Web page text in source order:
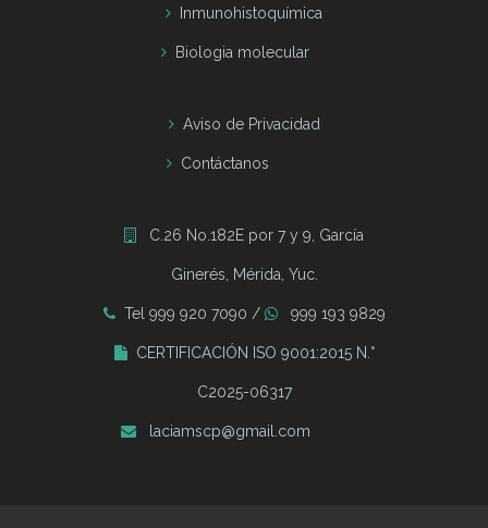
Inmunohistoquímica
Biologia molecular
Aviso de Privacidad
Contáctanos
C.26 No.182E por 7 y 9, García
Ginerés, Mérida, Yuc.
Tel 999 920 7090 / 999 193 9829
CERTIFICACIÓN ISO 9001:2015 N.°
C2025-06317
laciamscp@gmail.com